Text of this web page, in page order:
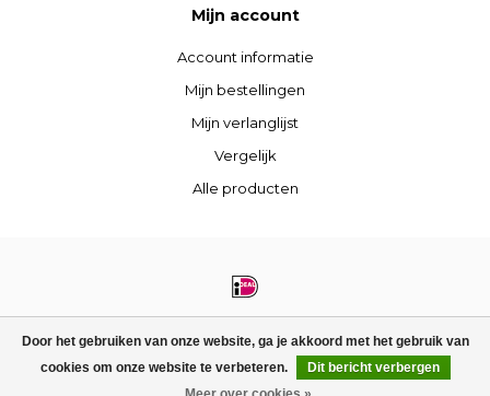
Door het gebruiken van onze website, ga je akkoord met het gebruik van
cookies om onze website te verbeteren.
Dit bericht verbergen
Mijn account
Account informatie
Mijn bestellingen
Mijn verlanglijst
Vergelijk
Alle producten
© Copyright 2026 STIJLdepartment - Powered byLightspeed- Theme by
Dyvelopment
FILTERS